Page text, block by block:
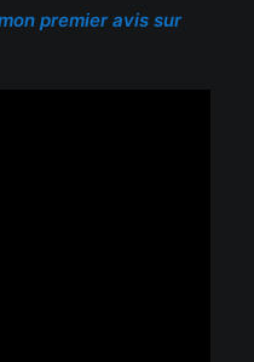
premier avis sur